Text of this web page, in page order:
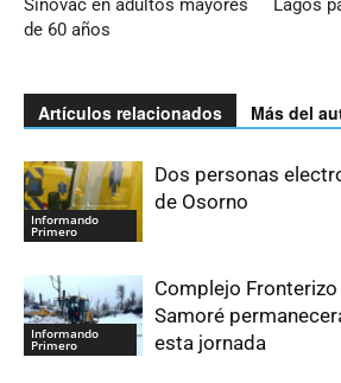
de 60 años
Artículos relacionados Más del
Informando
Primero
Dos personas
de Osorno
Informando
Primero
Complejo
Samoré
esta jornada